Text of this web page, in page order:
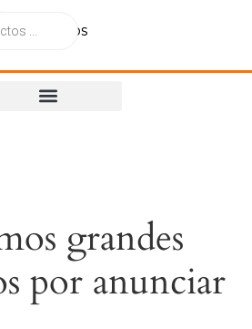
Nosotros
grandes
por anunciar